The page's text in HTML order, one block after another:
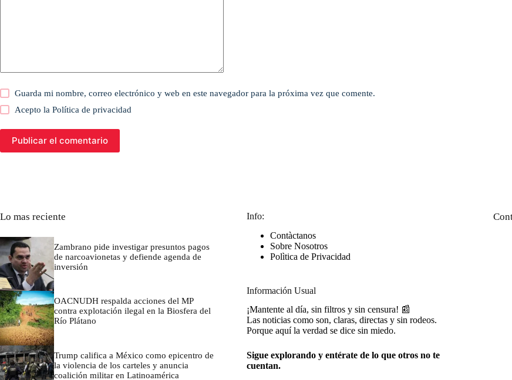
Guarda mi nombre, correo electrónico y web en este navegador para la próxima vez que comente.
Acepto laPolítica de privacidad
Publicar el comentario
Lo mas reciente
Zambrano pide investigar presuntos pagos
de narcoavionetas y defiende agenda de
inversión
OACNUDH respalda acciones del MP
contra explotación ilegal en la Biosfera del
Río Plátano
Trump califica a México como epicentro de
la violencia de los carteles y anuncia
coalición militar en Latinoamérica
Info:
Contàctanos
Sobre Nosotros
Polìtica de Privacidad
Información Usual
¡Mantente al día, sin filtros y sin censura! 📰
Las noticias como son, claras, directas y sin rodeos.
Porque aquí la verdad se dice sin miedo.
Sigue explorando y entérate de lo que otros no te
cuentan.